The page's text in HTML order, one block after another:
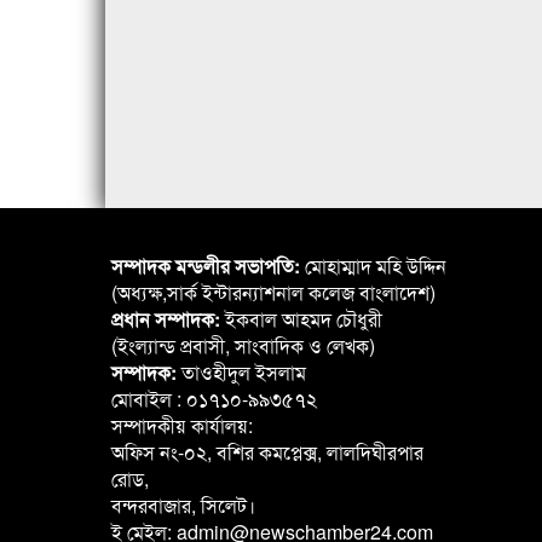
সম্পাদক মন্ডলীর সভাপতি: মোহাম্মাদ মহি উদ্দিন
(অধ্যক্ষ,সার্ক ইন্টারন্যাশনাল কলেজ বাংলাদেশ)
প্রধান সম্পাদক:ইকবাল আহমদ চৌধুরী
(ইংল্যান্ড প্রবাসী, সাংবাদিক ও লেখক)
সম্পাদক:তাওহীদুল ইসলাম
মোবাইল : ০১৭১০-৯৯৩৫৭২
সম্পাদকীয় কার্যালয়:
অফিস নং-০২, বশির কমপ্লেক্স, লালদিঘীরপার
রোড,
বন্দরবাজার, সিলেট।
ই মেইল: admin@newschamber24.com